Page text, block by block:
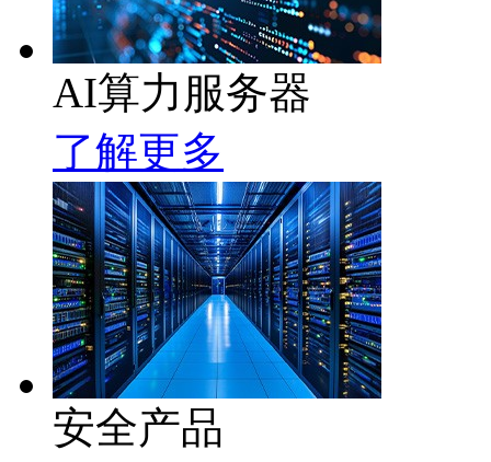
AI算力服务器
了解更多
安全产品